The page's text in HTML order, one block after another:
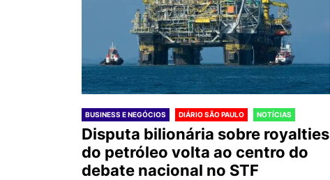
BUSINESS E NEGÓCIOS DIÁRIO SÃO PAULO NOTÍCIAS
Disputa bilionária sobre royalties
do petróleo volta ao centro do
debate nacional no STF